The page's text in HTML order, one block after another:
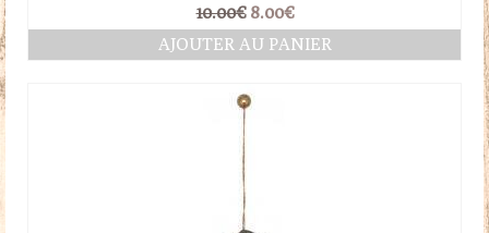
10.00€ Le
prix
initial
10.00€.
8.00€Le
prix
actuel
AJOUTER AU PANIER